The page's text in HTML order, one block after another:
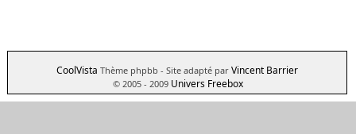
CoolVista Thème phpbb - Site adapté par Vincent Barrier
© 2005 - 2009 Univers Freebox